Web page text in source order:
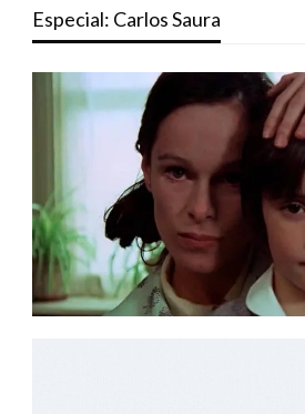
Especial: Carlos Saura